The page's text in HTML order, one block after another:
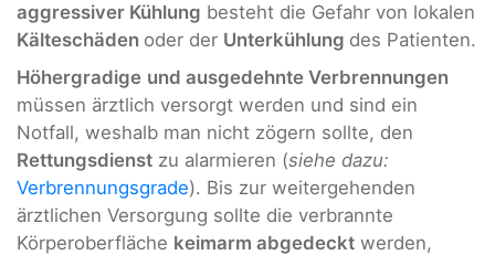
aggressiver Kühlung besteht die Gefahr von lokalen
Kälteschäden oder der Unterkühlung des Patienten.
Höhergradige und ausgedehnte Verbrennungen
müssen ärztlich versorgt werden und sind ein
Notfall, weshalb man nicht zögern sollte, den
Rettungsdienst zu alarmieren (siehe dazu:
Verbrennungsgrade). Bis zur weitergehenden
ärztlichen Versorgung sollte die verbrannte
Körperoberfläche keimarm abgedeckt werden,